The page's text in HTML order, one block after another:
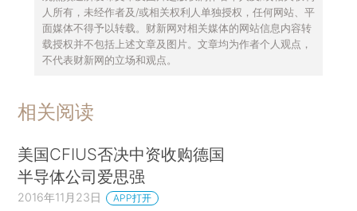
人所有，未经作者及/或相关权利人单独授权，任何网站、平
面媒体不得予以转载。财新网对相关媒体的网站信息内容转
载授权并不包括上述文章及图片。文章均为作者个人观点，
不代表财新网的立场和观点。
相关阅读
美国CFIUS否决中资收购德国
半导体公司爱思强
2016年11月23日 APP打开